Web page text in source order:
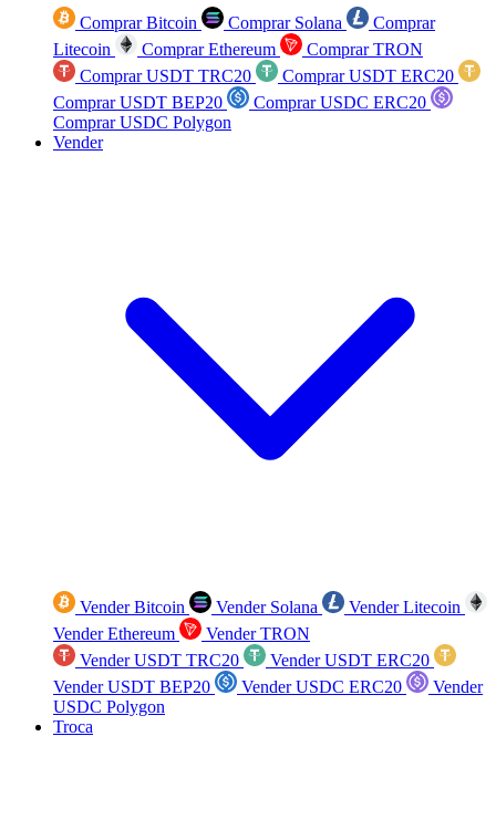
Comprar Bitcoin Comprar Solana
Comprar
Litecoin
Comprar Ethereum
Comprar TRON
Comprar USDT TRC20
Comprar USDT ERC20
Comprar USDT BEP20
Comprar USDC ERC20
Comprar USDC Polygon
Vender
Vender Bitcoin Vender Solana
Vender Litecoin
Vender Ethereum
Vender TRON
Vender USDT TRC20
Vender USDT ERC20
Vender USDT BEP20
Vender USDC ERC20
Vender
USDC Polygon
Troca